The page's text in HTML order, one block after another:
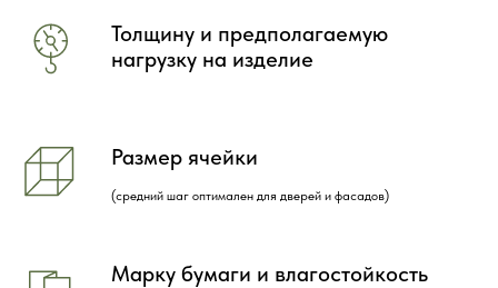
Толщину и предполагаемую
нагрузку на изделие
Размер ячейки
(средний шаг оптимален для дверей и фасадов)
Марку бумаги и влагостойкость